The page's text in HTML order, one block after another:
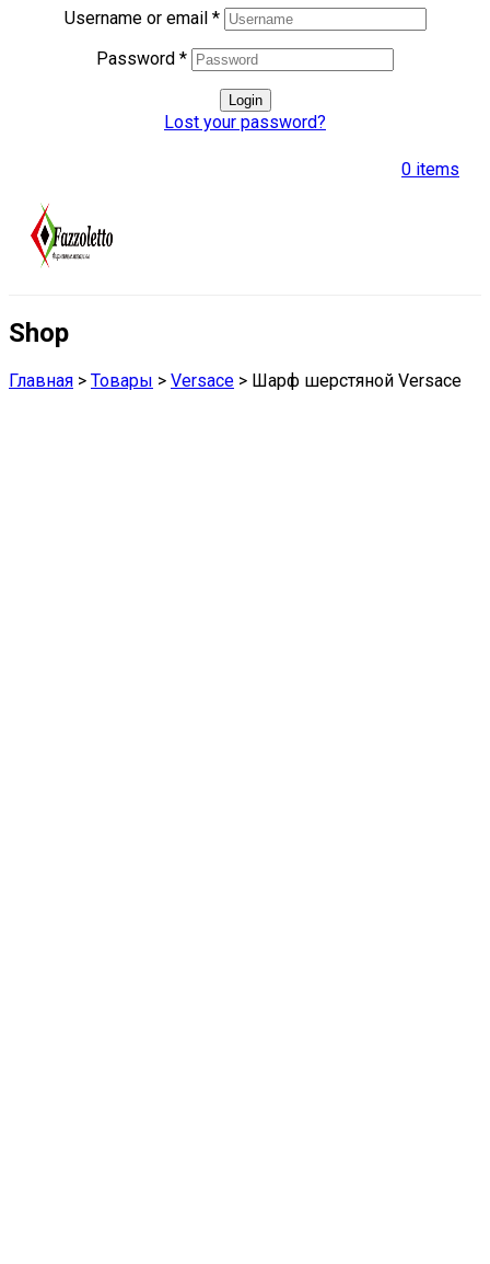
Username or email *
Password *
Login
Lost your password?
0 items
Shop
Главная > Товары > Versace > Шарф шерстяной Versace